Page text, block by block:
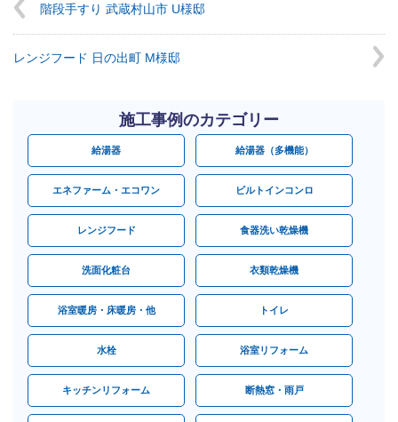
階段手すり 武蔵村山市 U様邸
レンジフード 日の出町 M様邸
施工事例のカテゴリー
給湯器 給湯器（多機能）
エネファーム・エコワン ビルトインコンロ
レンジフード 食器洗い乾燥機
洗面化粧台 衣類乾燥機
浴室暖房・床暖房・他 トイレ
水栓 浴室リフォーム
キッチンリフォーム 断熱窓・雨戸